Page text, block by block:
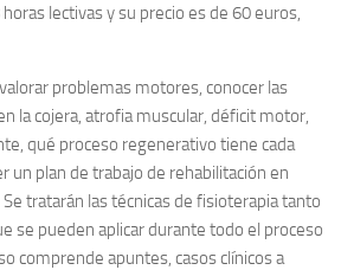
lectivas y su precio es de 60 euros,
problemas motores, conocer las
la cojera, atrofia muscular, déficit motor,
qué proceso regenerativo tiene cada
un plan de trabajo de rehabilitación en
tratarán las técnicas de fisioterapia tanto
se pueden aplicar durante todo el proceso
comprende apuntes, casos clínicos a